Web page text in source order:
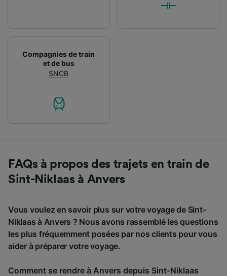
Compagnies de train
et de bus
SNCB
FAQs à propos des trajets en train de
Sint-Niklaas à Anvers
Vous voulez en savoir plus sur votre voyage de Sint-
Niklaas à Anvers ? Nous avons rassemblé les questions
les plus fréquemment posées par nos clients pour vous
aider à préparer votre voyage.
Comment se rendre à Anvers depuis Sint-Niklaas